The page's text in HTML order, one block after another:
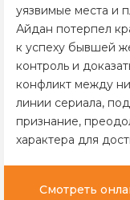
уязвимые места и
Айдан потерпел
к успеху бывшей
контроль и
конфликт между
линии сериала,
признание,
характера для
Смотреть